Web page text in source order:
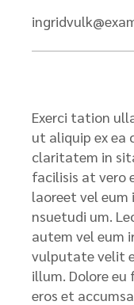
Exerci tation
ut aliquip ex ea
claritatem in
facilisis at vero
laoreet vel
nsuetudi um.
autem vel eum
vulputate velit
illum. Dolore
eros et